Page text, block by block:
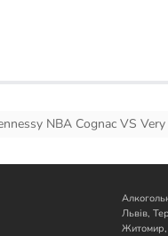
NBA Cognac VS
Львів,
Житомир,